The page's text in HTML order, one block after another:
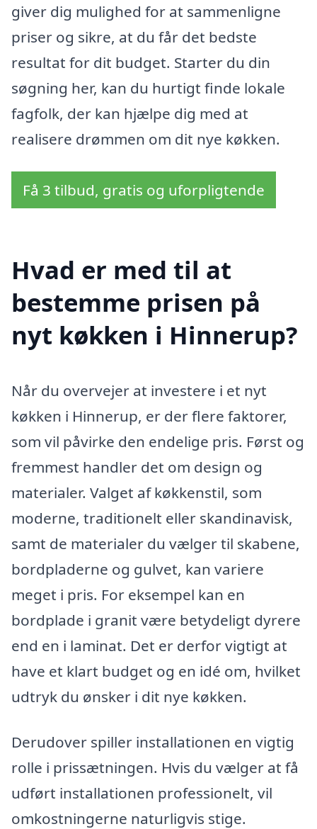
giver dig mulighed for at sammenligne
priser og sikre, at du får det bedste
resultat for dit budget. Starter du din
søgning her, kan du hurtigt finde lokale
fagfolk, der kan hjælpe dig med at
realisere drømmen om dit nye køkken.
Få 3 tilbud, gratis og uforpligtende
Hvad er med til at
bestemme prisen på
nyt køkken i Hinnerup?
Når du overvejer at investere i et nyt
køkken i Hinnerup, er der flere faktorer,
som vil påvirke den endelige pris. Først og
fremmest handler det om design og
materialer. Valget af køkkenstil, som
moderne, traditionelt eller skandinavisk,
samt de materialer du vælger til skabene,
bordpladerne og gulvet, kan variere
meget i pris. For eksempel kan en
bordplade i granit være betydeligt dyrere
end en i laminat. Det er derfor vigtigt at
have et klart budget og en idé om, hvilket
udtryk du ønsker i dit nye køkken.
Derudover spiller installationen en vigtig
rolle i prissætningen. Hvis du vælger at få
udført installationen professionelt, vil
omkostningerne naturligvis stige.